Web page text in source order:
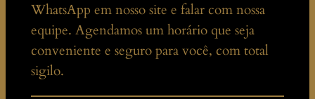
WhatsApp em nosso site e falar com nossa
equipe. Agendamos um horário que seja
conveniente e seguro para você, com total
sigilo.